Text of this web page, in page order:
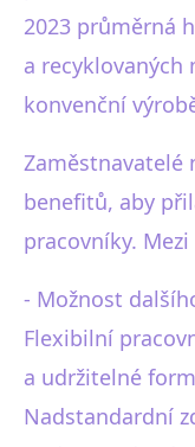
2023 průměrná
a recyklovaných
konvenční
Zaměstnavatelé
benefitů, aby
pracovníky.
- Možnost
Flexibilní
a udržitelné
Nadstandardní